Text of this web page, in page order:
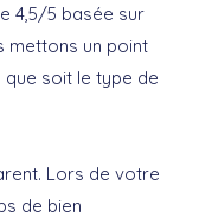
4,5/5 basée sur
mettons un point
que soit le type de
Lors de votre
de bien